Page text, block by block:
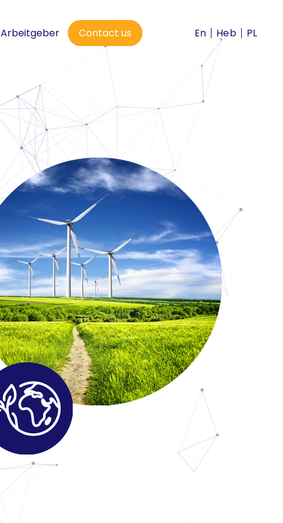
Arbeitgeber Contact us En Heb PL